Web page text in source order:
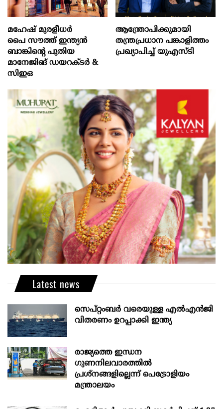
മഹേഷ് മുരളീധർ
പൈ സൗത്ത് ഇന്ത്യൻ
ബാങ്കിന്റെ പുതിയ
മാനേജിങ് ഡയറക്ടർ &
സിഇഒ
ആന്ത്രോപിക്കുമായി
തന്ത്രപ്രധാന പങ്കാളിത്തം
പ്രഖ്യാപിച്ച് യു‌എസ്‌ടി
Latest news
സെപ്റ്റംബർ വരെയുള്ള എൽഎൻജി
വിതരണം ഉറപ്പാക്കി ഇന്ത്യ
രാജ്യത്തെ ഇന്ധന
ഗുണനിലവാരത്തില്‍
പ്രശ്‌നങ്ങളില്ലെന്ന് പെട്രോളിയം
മന്ത്രാലയം